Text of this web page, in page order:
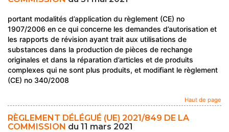
portant modalités d’application du règlement (CE) no
1907/2006 en ce qui concerne les demandes d’autorisation et
les rapports de révision ayant trait aux utilisations de
substances dans la production de pièces de rechange
originales et dans la réparation d’articles et de produits
complexes qui ne sont plus produits, et modifiant le règlement
(CE) no 340/2008
Haut de page
RÈGLEMENT DÉLÉGUÉ (UE) 2021/849 DE LA
COMMISSION du 11 mars 2021